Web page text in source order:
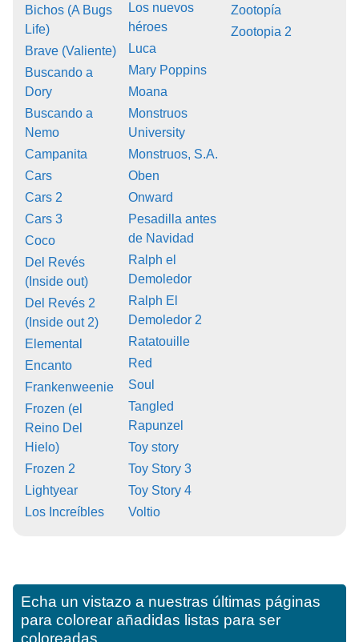
Bichos (A Bugs
Life)
Brave (Valiente)
Buscando a
Dory
Buscando a
Nemo
Campanita
Cars
Cars 2
Cars 3
Coco
Del Revés
(Inside out)
Del Revés 2
(Inside out 2)
Elemental
Encanto
Frankenweenie
Frozen (el
Reino Del
Hielo)
Frozen 2
Lightyear
Los Increíbles
Los nuevos
héroes
Luca
Mary Poppins
Moana
Monstruos
University
Monstruos, S.A.
Oben
Onward
Pesadilla antes
de Navidad
Ralph el
Demoledor
Ralph El
Demoledor 2
Ratatouille
Red
Soul
Tangled
Rapunzel
Toy story
Toy Story 3
Toy Story 4
Voltio
Zootopía
Zootopia 2
Echa un vistazo a nuestras últimas páginas
para colorear añadidas listas para ser
coloreadas.